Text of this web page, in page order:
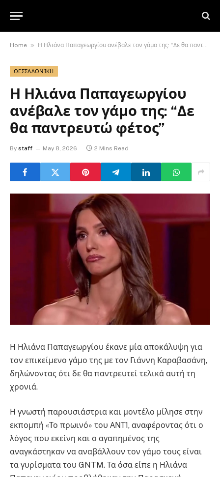
Home » Η Ηλιάνα Παπαγεωργίου ανέβαλε τον γάμο της: “Δε θα παντρευτώ φέτος”
ΘΕΣΣΑΛΟΝΊΚΗ
Η Ηλιάνα Παπαγεωργίου
ανέβαλε τον γάμο της: “Δε
θα παντρευτώ φέτος”
By staff May 8, 2026 2 Mins Read
Η Ηλιάνα Παπαγεωργίου έκανε μία αποκάλυψη για
τον επικείμενο γάμο της με τον Γιάννη Καραβασάνη,
δηλώνοντας ότι δε θα παντρευτεί τελικά αυτή τη
χρονιά.
Η γνωστή παρουσιάστρια και μοντέλο μίλησε στην
εκπομπή «Το πρωινό» του ΑΝΤ1, αναφέροντας ότι ο
λόγος που εκείνη και ο αγαπημένος της
αναγκάστηκαν να αναβάλλουν τον γάμο τους είναι
τα γυρίσματα του GNTM. Τα όσα είπε η Ηλιάνα